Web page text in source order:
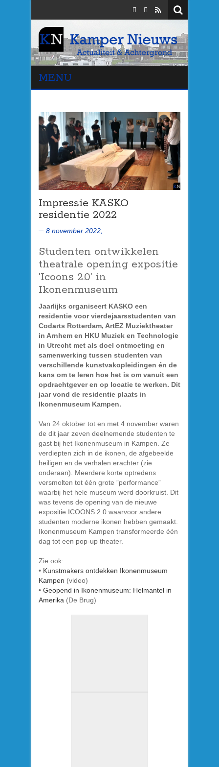
MENU
Impressie KASKO
residentie 2022
8 november 2022,
Studenten ontwikkelen
theatrale opening expositie
’Icoons 2.0’ in
Ikonenmuseum
Jaarlijks organiseert KASKO een
residentie voor vierdejaarsstudenten van
Codarts Rotterdam, ArtEZ Muziektheater
in Arnhem en HKU Muziek en Technologie
in Utrecht met als doel ontmoeting en
samenwerking tussen studenten van
verschillende kunstvakopleidingen én de
kans om te leren hoe het is om vanuit een
opdrachtgever en op locatie te werken. Dit
jaar vond de residentie plaats in
Ikonenmuseum Kampen.
Van 24 oktober tot en met 4 november waren
de dit jaar zeven deelnemende studenten te
gast bij het Ikonenmuseum in Kampen. Ze
verdiepten zich in de ikonen, de afgebeelde
heiligen en de verhalen erachter (zie
onderaan). Meerdere korte optredens
versmolten tot één grote ”performance”
waarbij het hele museum werd doorkruist. Dit
was tevens de opening van de nieuwe
expositie ICOONS 2.0 waarvoor andere
studenten moderne ikonen hebben gemaakt.
Ikonenmuseum Kampen transformeerde één
dag tot een pop-up theater.
Zie ook:
• Kunstmakers ontdekken Ikonenmuseum
Kampen (video)
• Geopend in Ikonenmuseum: Helmantel in
Amerika (De Brug)